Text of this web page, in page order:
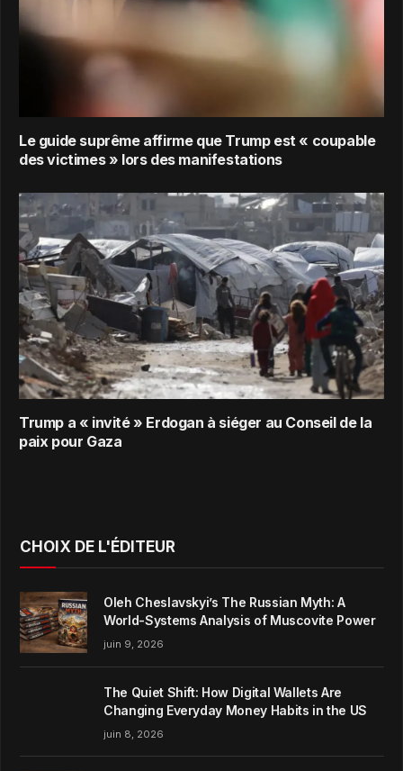
Le guide suprême affirme que Trump est « coupable
des victimes » lors des manifestations
Trump a « invité » Erdogan à siéger au Conseil de la
paix pour Gaza
CHOIX DE L'ÉDITEUR
Oleh Cheslavskyi’s The Russian Myth: A
World-Systems Analysis of Muscovite Power
juin 9, 2026
The Quiet Shift: How Digital Wallets Are
Changing Everyday Money Habits in the US
juin 8, 2026